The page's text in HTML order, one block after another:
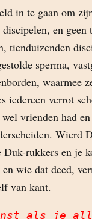
in te gaan om
en
tienduizenden
sperma,
waarmee
iedereen verrot
vrienden had
Wierd
rukkers en je
wie dat deed,
van kant.
als je